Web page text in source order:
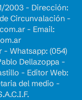
2003 - Dirección:
Circunvalación -
- Email:
- Whatsapp: (054)
Dellazoppa -
- Editor Web:
del medio -